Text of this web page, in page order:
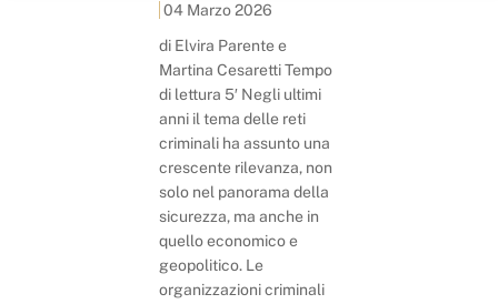
04 Marzo 2026
di Elvira Parente e
Martina Cesaretti Tempo
di lettura 5′ Negli ultimi
anni il tema delle reti
criminali ha assunto una
crescente rilevanza, non
solo nel panorama della
sicurezza, ma anche in
quello economico e
geopolitico. Le
organizzazioni criminali